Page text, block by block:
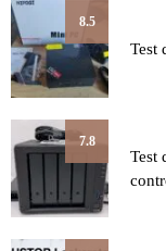
8.5
Test
7.8
Test